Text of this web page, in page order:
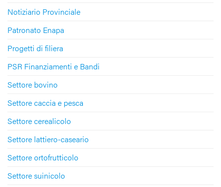
Notiziario Provinciale
Patronato Enapa
Progetti di filiera
PSR Finanziamenti e Bandi
Settore bovino
Settore caccia e pesca
Settore cerealicolo
Settore lattiero-caseario
Settore ortofrutticolo
Settore suinicolo